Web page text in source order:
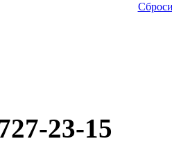
23-15